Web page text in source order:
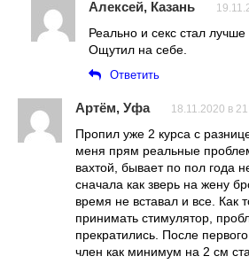
Алексей, Казань
Реально и секс стал
Ощутил на себе.
Ответить
Артём, Уфа 18.11.2020 в
Пропил уже 2 курса с
меня прям реальные
вахтой, бывает по пол года
сначала как зверь на жену
время не вставал и все. Как
принимать стимулятор,
прекратились. После
член как минимум на 2 см